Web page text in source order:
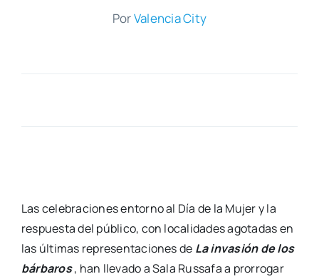
PorValen­cia City
Las cele­bra­cio­nes entorno al Día de la Mujer y la
res­pues­ta del públi­co, con loca­li­da­des ago­ta­das en
las últi­mas repre­sen­ta­cio­nes de La inva­sión de los
bár­ba­ros, han lle­va­do a Sala Rus­sa­fa a pro­rro­gar